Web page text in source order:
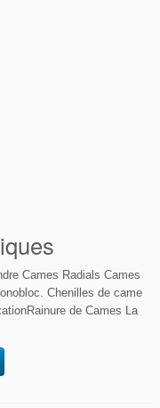
Cames Radials Cames
Chenilles de came
de Cames La